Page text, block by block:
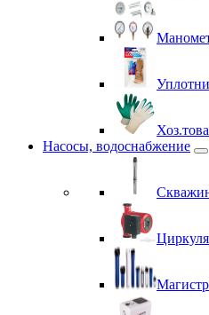
Насосы, водоснабжение